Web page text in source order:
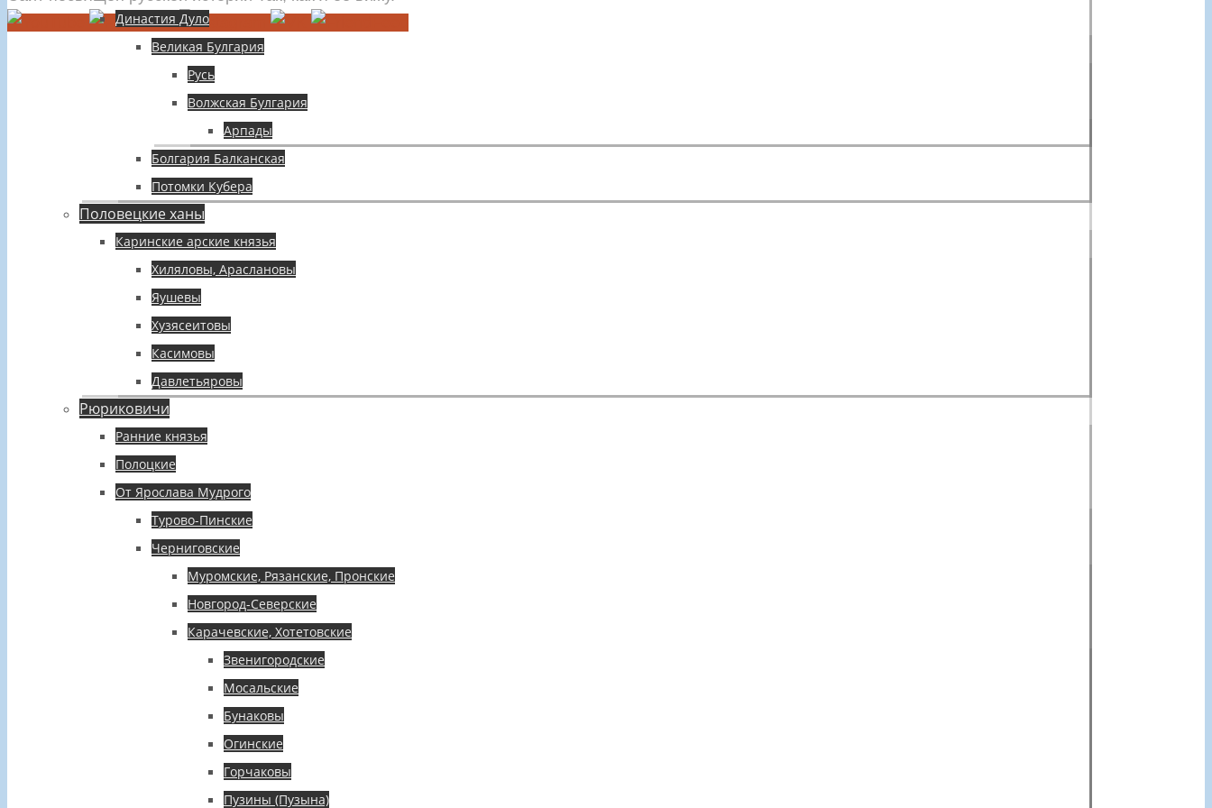
Династия Дуло
Великая Булгария
Русь
Волжская Булгария
Арпады
Болгария Балканская
Потомки Кубера
Половецкие ханы
Каринские арские князья
Хиляловы, Араслановы
Яушевы
Хузясеитовы
Касимовы
Давлетьяровы
Рюриковичи
Ранние князья
Полоцкие
От Ярослава Мудрого
Турово-Пинские
Черниговские
Муромские, Рязанские, Пронские
Новгород-Северские
Карачевские, Хотетовские
Звенигородские
Мосальские
Бунаковы
Огинские
Горчаковы
Пузины (Пузына)